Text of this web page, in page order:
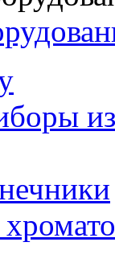
из